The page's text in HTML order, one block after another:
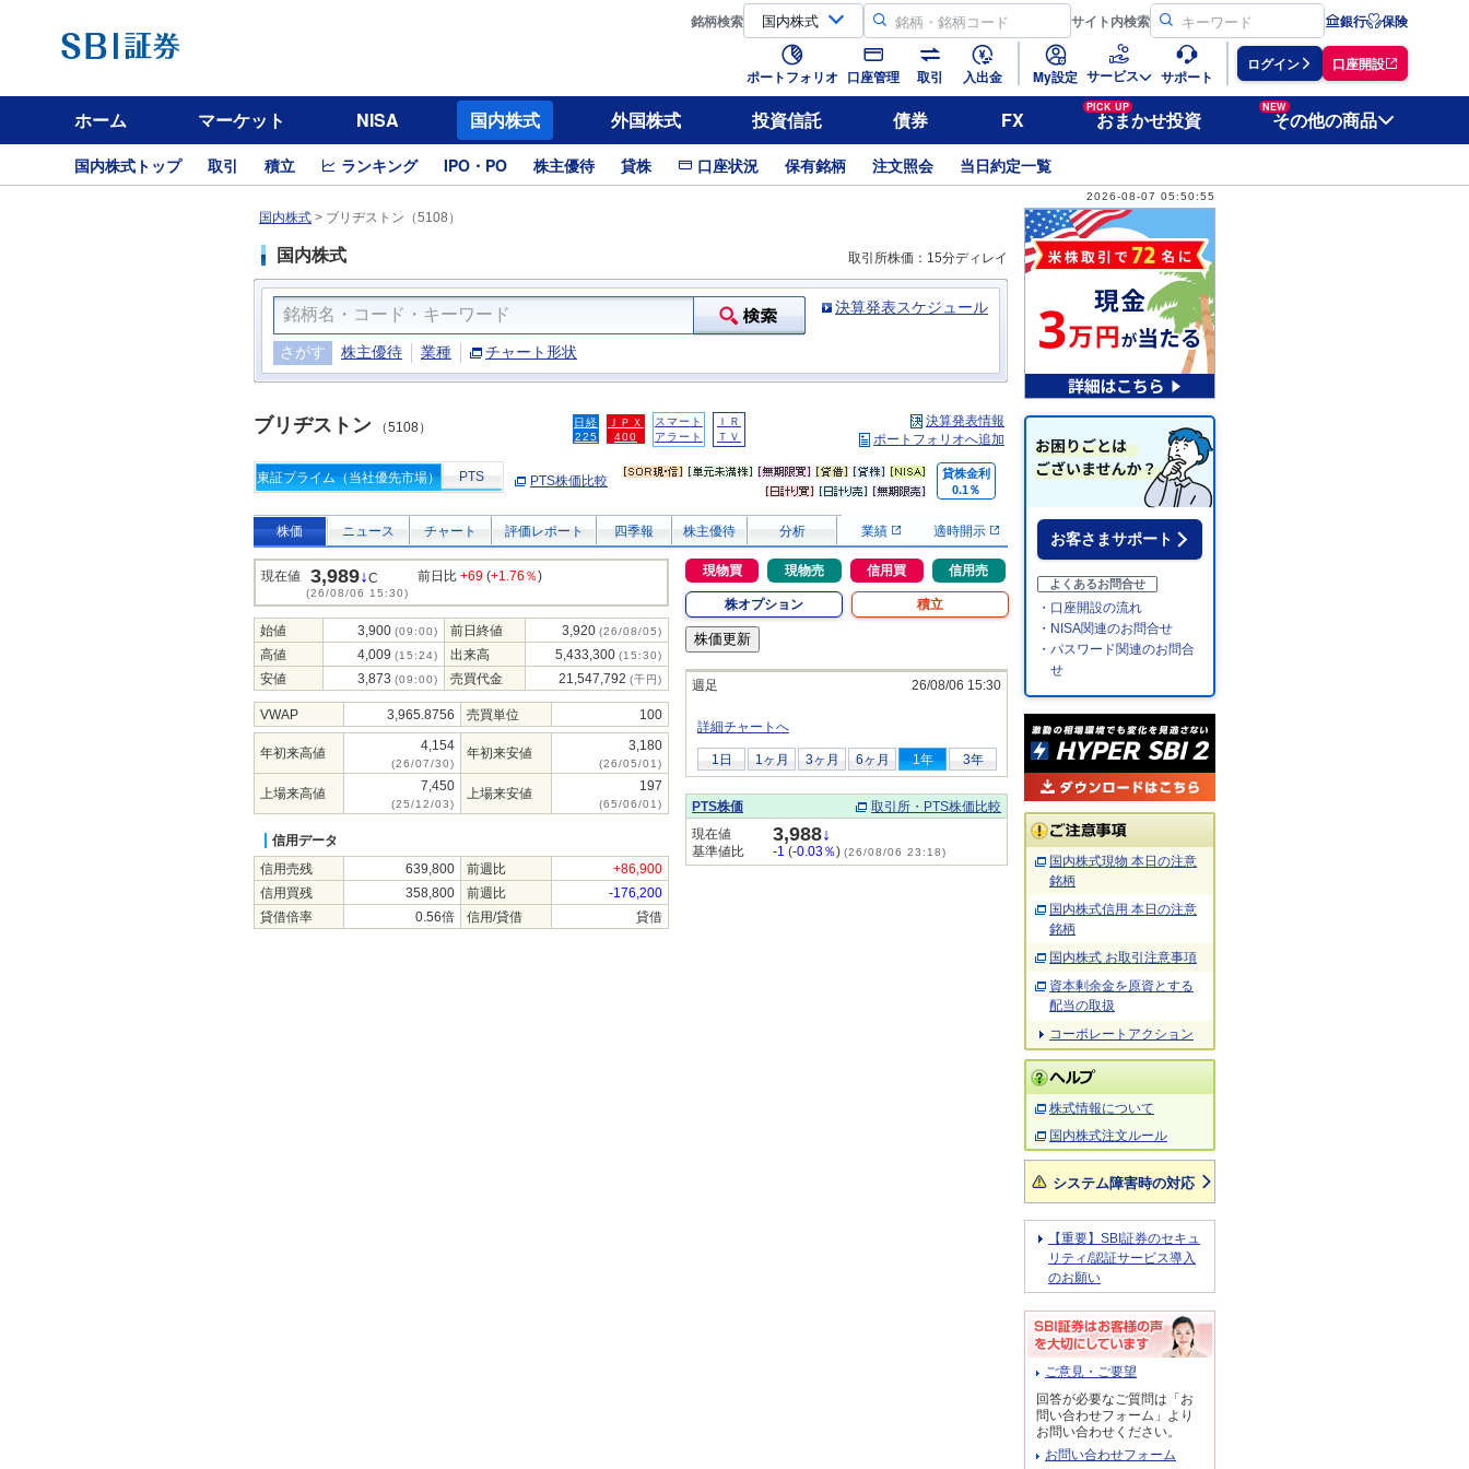
銘柄検索 サイト内検索 銀行 保険
ポートフォリオ 口座管理 取引 入出金 My設定 サービス サポート
ログイン 口座開設
ホーム マーケット NISA 国内株式 外国株式 投資信託 債券 FX
PICK UP
おまかせ投資
NEW
その他の商品
国内株式トップ 取引 積立 ランキング IPO・PO 株主優待 貸株 口座状況 保有銘柄 注文照会 当日約定一覧
2026-08-07 05:50:55
国内株式 > ブリヂストン（5108）
国内株式 取引所株価：15分ディレイ
決算発表スケジュール
さがす 株主優待 業種 チャート形状
ブリヂストン （5108）
日経
225
ＪＰＸ
400
スマート
アラート
ＩＲ
ＴＶ
決算発表情報
ポートフォリオへ追加
東証プライム（当社優先市場） PTS PTS株価比較
貸株金利
0.1％
株価 ニュース チャート 評価レポート 四季報 株主優待 分析 業績 適時開示
現在値 3,989↓C
(26/08/06 15:30)
前日比 +69 (+1.76％)
始値 3,900 (09:00) 前日終値 3,920 (26/08/05)
高値 4,009 (15:24) 出来高 5,433,300 (15:30)
安値 3,873 (09:00) 売買代金 21,547,792 (千円)
VWAP 3,965.8756 売買単位 100
年初来高値 4,154
(26/07/30)
年初来安値 3,180
(26/05/01)
上場来高値 7,450
(25/12/03)
上場来安値 197
(65/06/01)
信用データ
信用売残
639,800 前週比
+86,900
信用買残
358,800 前週比
-176,200
貸借倍率
0.56倍 信用/貸借 貸借
現物買 現物売 信用買 信用売
株オプション 積立
週足 26/08/06 15:30
詳細チャートへ
1日 1ヶ月 3ヶ月 6ヶ月 1年 3年
PTS株価
取引所・PTS株価比較
現在値
3,988↓
基準値比 -1 (-0.03％) (26/08/06 23:18)
お客さまサポート
よくあるお問合せ
・口座開設の流れ
・NISA関連のお問合せ
・パスワード関連のお問合
せ
国内株式現物 本日の注意
銘柄
国内株式信用 本日の注意
銘柄
国内株式 お取引注意事項
資本剰余金を原資とする
配当の取扱
コーポレートアクション
株式情報について
国内株式注文ルール
システム障害時の対応
【重要】SBI証券のセキュ
リティ/認証サービス導入
のお願い
ご意見・ご要望
回答が必要なご質問は「お
問い合わせフォーム」より
お問い合わせください。
お問い合わせフォーム